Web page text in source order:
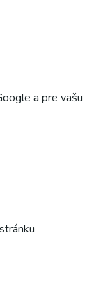
a pre vašu